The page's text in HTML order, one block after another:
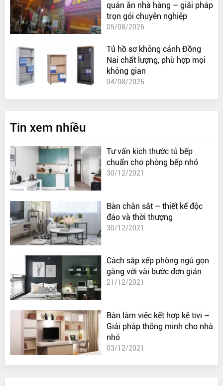
quán ăn nhà hàng – giải pháp
trọn gói chuyên nghiệp
05/08/2026
Tủ hồ sơ không cánh Đồng
Nai chất lượng, phù hợp mọi
không gian
04/08/2026
Tin xem nhiều
Tư vấn kích thước tủ bếp
chuẩn cho phòng bếp nhỏ
30/12/2021
Bàn chân sắt – thiết kế độc
đáo và thời thượng
30/12/2021
Cách sắp xếp phòng ngủ gọn
gàng với vài bước đơn giản
21/12/2021
Bàn làm việc kết hợp kệ tivi –
Giải pháp thông minh cho nhà
nhỏ
03/12/2021